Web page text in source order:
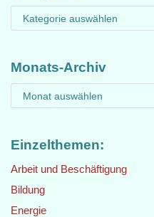
Monats-Archiv
Einzelthemen:
Arbeit und Beschäftigung
Bildung
Energie